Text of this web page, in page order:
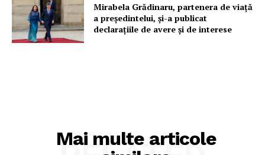
Mirabela Grădinaru, partenera de viață
a președintelui, și-a publicat
declarațiile de avere și de interese
Mai multe articole